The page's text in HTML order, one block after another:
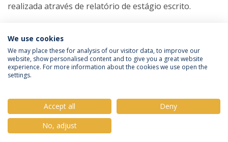
realizada através de relatório de estágio escrito.
Política de Privacidade
Termos e Condições
© 2026 Universidade Católica Portuguesa
We use cookies
We may place these for analysis of our visitor data, to improve our
website, show personalised content and to give you a great website
experience. For more information about the cookies we use open the
settings.
Accept all
Deny
No, adjust